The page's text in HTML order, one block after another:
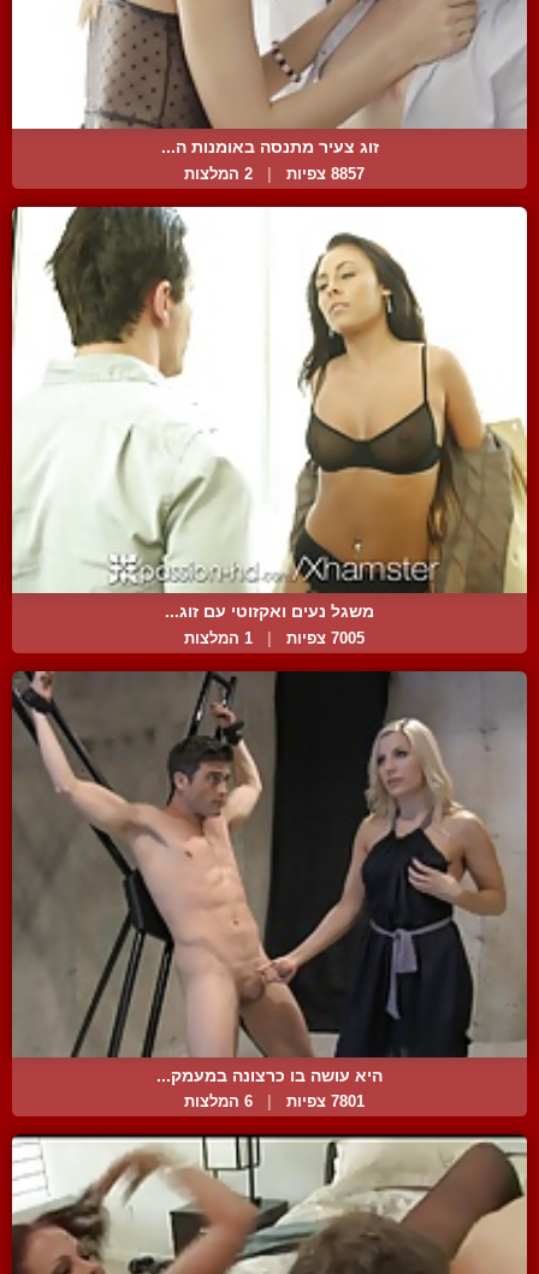
זוג צעיר מתנסה באומנות ה...
8857 צפיות 2 המלצות
משגל נעים ואקזוטי עם זוג...
7005 צפיות | 1 המלצות
היא עושה בו כרצונה במעמק...
7801 צפיות 6 המלצות